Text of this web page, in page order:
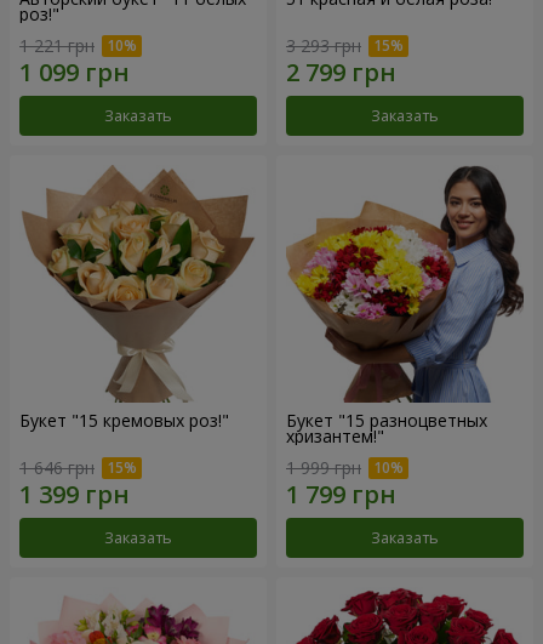
роз!"
1 221 грн
Заказать
3 293 грн
Заказать
Букет "15 кремовых роз!"
1 646 грн
Заказать
Букет "15 разноцветных
хризантем!"
1 999 грн
Заказать